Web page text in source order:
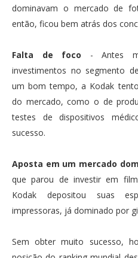
dominavam o mercado de
então, ficou bem atrás dos
Falta de foco - Antes
investimentos no segmento
um bom tempo, a Kodak
do mercado, como o de
testes de dispositivos
sucesso.
Aposta em um mercado
que parou de investir em
Kodak depositou suas
impressoras, já dominado por
Sem obter muito sucesso,